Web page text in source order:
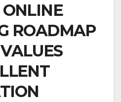
ROADMAP